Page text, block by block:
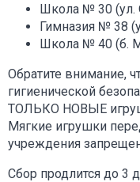
Школа № 30 (ул.
Гимназия № 38
Школа № 40 (б.
Обратите внимание,
гигиенической
ТОЛЬКО НОВЫЕ
Мягкие игрушки
учреждения
Сбор продлится до 3